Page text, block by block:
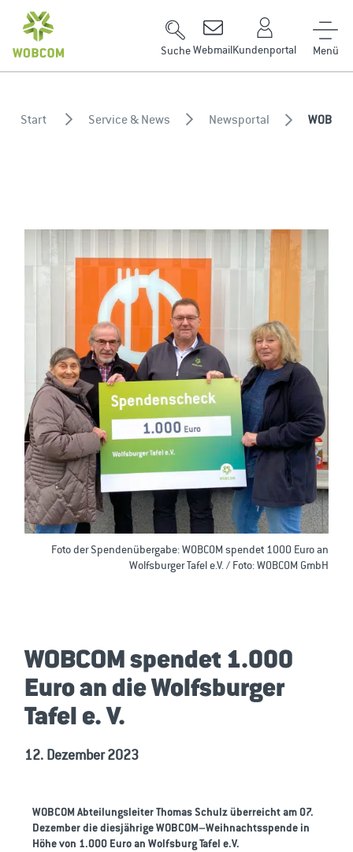
Zum Inhalt springen
SucheWebmailKundenportal
Start Service & News Newsportal
WOBCOM spendet 1.000
Euro an die Wolfsburger
Tafel e. V.
12. Dezember 2023
WOBCOM Abteilungsleiter Thomas Schulz überreicht am 07.
Dezember die diesjährige WOBCOM–Weihnachtsspende in
Höhe von 1.000 Euro an Wolfsburg Tafel e.V.
Foto der Spendenübergabe: WOBCOM spendet 1000 Euro an
Wolfsburger Tafel e.V. / Foto: WOBCOM GmbH